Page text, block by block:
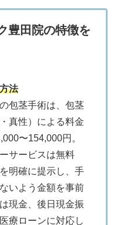
豊田院の特徴を
法
包茎手術は、包茎
真性）による料金
〜154,000円。
サービスは無料
明確に提示し、手
いよう金額を事前
現金、後日現金振
療ローンに対応し